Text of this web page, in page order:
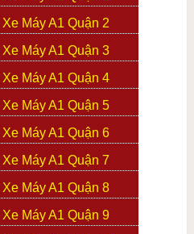
Máy A1 Quận 2
Máy A1 Quận 3
Máy A1 Quận 4
Máy A1 Quận 5
Máy A1 Quận 6
Máy A1 Quận 7
Máy A1 Quận 8
Máy A1 Quận 9